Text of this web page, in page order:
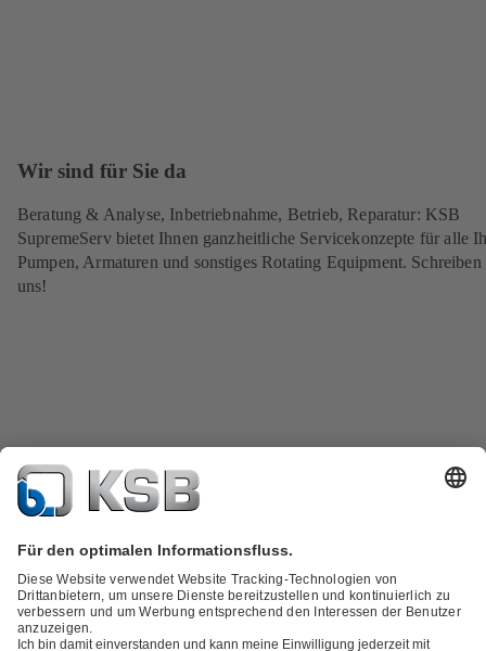
Wir sind für Sie da
Beratung & Analyse, Inbetriebnahme, Betrieb, Reparatur: KSB
SupremeServ bietet Ihnen ganzheitliche Servicekonzepte für alle
Pumpen, Armaturen und sonstiges Rotating Equipment. Schreiben
uns!